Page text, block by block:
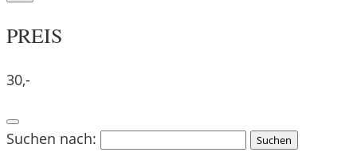
PREIS
30,-
Suchen nach: